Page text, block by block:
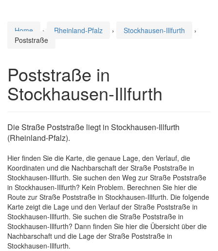
Home › Rheinland-Pfalz › Stockhausen-Illfurth
›
Poststraße
Poststraße in
Stockhausen-Illfurth
Die Straße Poststraße liegt in Stockhausen-Illfurth
(Rheinland-Pfalz).
Hier finden Sie die Karte, die genaue Lage, den Verlauf, die
Koordinaten und die Nachbarschaft der Straße Poststraße in
Stockhausen-Illfurth. Sie suchen den Weg zur Straße Poststraße
in Stockhausen-Illfurth? Kein Problem. Berechnen Sie hier die
Route zur Straße Poststraße in Stockhausen-Illfurth. Die folgende
Karte zeigt die Lage und den Verlauf der Straße Poststraße in
Stockhausen-Illfurth. Sie suchen die Straße Poststraße in
Stockhausen-Illfurth? Dann finden Sie hier die Übersicht über die
Nachbarschaft und die Lage der Straße Poststraße in
Stockhausen-Illfurth.